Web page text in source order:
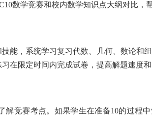
数学竞赛和校内数学知识点大纲对比，
能，系统学习‌复习代数、几何、数论和
在限定时间内完成试卷，提高解题速度和
解竞赛考点。如果学生在准备10的过程